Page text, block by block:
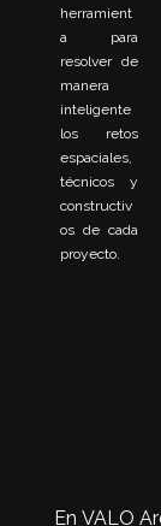
herramient
a para
resolver de
manera
inteligente
los retos
espaciales,
técnicos y
constructiv
os de cada
proyecto.
En VALO